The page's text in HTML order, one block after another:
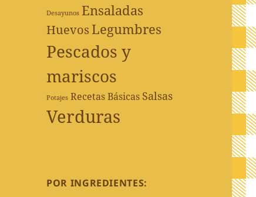
Desayunos Ensaladas
Huevos Legumbres
Pescados y
mariscos
Potajes Recetas Básicas Salsas
Verduras
POR INGREDIENTES: